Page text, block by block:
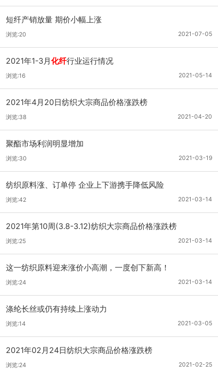
短纤产销放量 期价小幅上涨
2021-07-05
浏览:20
2021年1-3月化纤行业运行情况
2021-05-14
浏览:16
2021年4月20日纺织大宗商品价格涨跌榜
2021-04-20
浏览:38
聚酯市场利润明显增加
2021-03-19
浏览:30
纺织原料涨、订单停 企业上下游携手降低风险
2021-03-14
浏览:42
2021年第10周(3.8-3.12)纺织大宗商品价格涨跌榜
2021-03-14
浏览:25
这一纺织原料迎来涨价小高潮，一度创下新高！
2021-03-14
浏览:24
涤纶长丝或仍有持续上涨动力
2021-03-05
浏览:14
2021年02月24日纺织大宗商品价格涨跌榜
2021-02-25
浏览:24